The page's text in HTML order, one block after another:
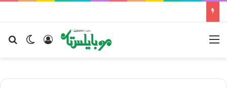
تغییر ورود